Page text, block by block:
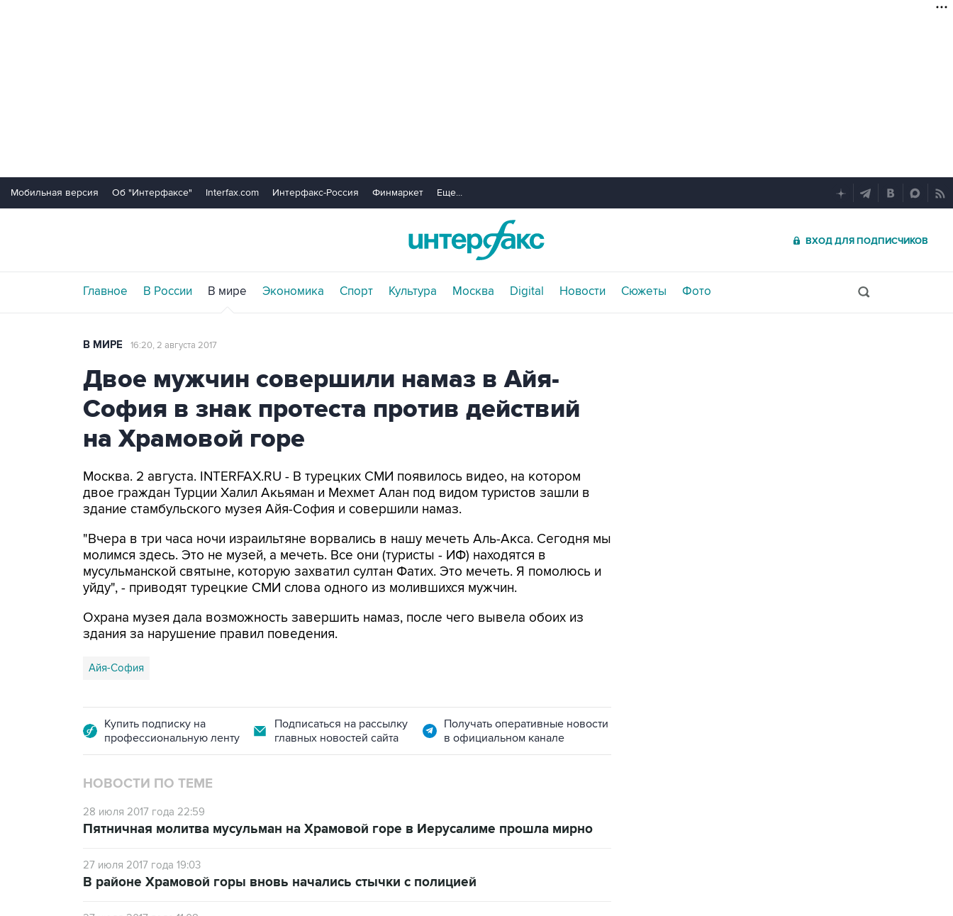
Мобильная версия Об "Интерфаксе" Interfax.com Интерфакс-Россия Финмаркет Еще...
ВХОД ДЛЯ ПОДПИСЧИКОВ
Главное В России В мире Экономика Спорт Культура Москва Digital Новости Сюжеты Фото
В МИРЕ 16:20, 2 августа 2017
Двое мужчин совершили намаз в Айя-
София в знак протеста против действий
на Храмовой горе
Москва. 2 августа. INTERFAX.RU - В турецких СМИ появилось видео, на котором
двое граждан Турции Халил Акьяман и Мехмет Алан под видом туристов зашли в
здание стамбульского музея Айя-София и совершили намаз.
"Вчера в три часа ночи израильтяне ворвались в нашу мечеть Аль-Акса. Сегодня мы
молимся здесь. Это не музей, а мечеть. Все они (туристы - ИФ) находятся в
мусульманской святыне, которую захватил султан Фатих. Это мечеть. Я помолюсь и
уйду", - приводят турецкие СМИ слова одного из молившихся мужчин.
Охрана музея дала возможность завершить намаз, после чего вывела обоих из
здания за нарушение правил поведения.
Айя-София
Купить подписку на
профессиональную ленту
Подписаться на рассылку
главных новостей сайта
Получать оперативные новости
в официальном канале
НОВОСТИ ПО ТЕМЕ
28 июля 2017 года 22:59
Пятничная молитва мусульман на Храмовой горе в Иерусалиме прошла мирно
27 июля 2017 года 19:03
В районе Храмовой горы вновь начались стычки с полицией